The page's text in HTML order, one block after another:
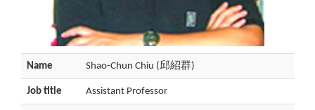
Name Shao-Chun Chiu (邱紹群)
Job title Assistant Professor